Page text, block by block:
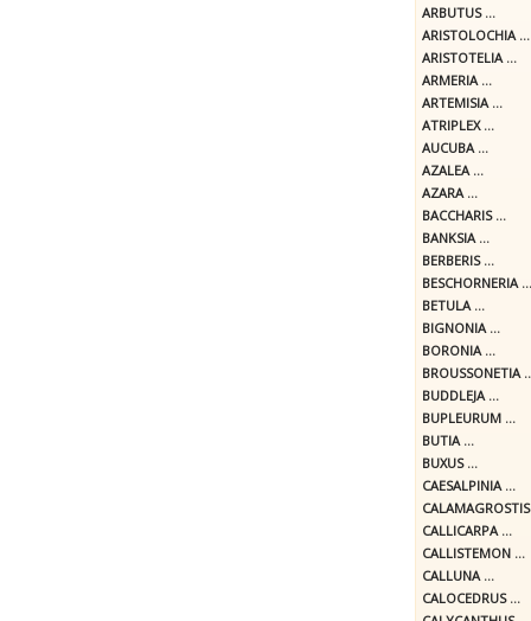
ARBUTUS ...
ARISTOLOCHIA ...
ARISTOTELIA ...
ARMERIA ...
ARTEMISIA ...
ATRIPLEX ...
AUCUBA ...
AZALEA ...
AZARA ...
BACCHARIS ...
BANKSIA ...
BERBERIS ...
BESCHORNERIA ...
BETULA ...
BIGNONIA ...
BORONIA ...
BROUSSONETIA
BUDDLEJA ...
BUPLEURUM ...
BUTIA ...
BUXUS ...
CAESALPINIA ...
CALLICARPA ...
CALLISTEMON ...
CALLUNA ...
CALOCEDRUS ...